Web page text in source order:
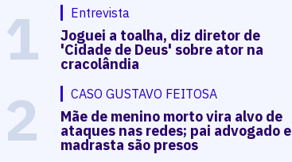
1 Entrevista
Joguei a toalha, diz diretor de
'Cidade de Deus' sobre ator na
cracolândia
2 CASO GUSTAVO FEITOSA
Mãe de menino morto vira alvo de
ataques nas redes; pai advogado e
madrasta são presos